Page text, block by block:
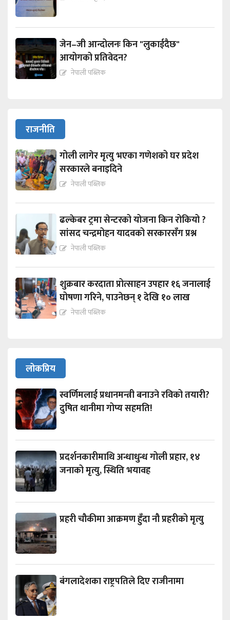
जेन–जी आन्दोलनः किन "लुकाईदैछ"
आयोगको प्रतिवेदन?
नेपाली पब्लिक
राजनीति
गोली लागेर मृत्यु भएका गणेशको घर प्रदेश
सरकारले बनाइदिने
नेपाली पब्लिक
ढल्केबर ट्रमा सेन्टरको योजना किन रोकियो ?
सांसद चन्द्रमोहन यादवको सरकारसँग प्रश्न
नेपाली पब्लिक
शुक्रबार करदाता प्रोत्साहन उपहार १६ जनालाई
घोषणा गरिने, पाउनेछन् १ देखि १० लाख
नेपाली पब्लिक
लोकप्रिय
स्वर्णिमलाई प्रधानमन्त्री बनाउने रविको तयारी?
दुषित थानीमा गोप्य सहमति!
प्रदर्शनकारीमाथि अन्धाधुन्ध गोली प्रहार, १४
जनाको मृत्यु, स्थिति भयावह
प्रहरी चौकीमा आक्रमण हुँदा नौ प्रहरीको मृत्यु
बंगलादेशका राष्ट्रपतिले दिए राजीनामा